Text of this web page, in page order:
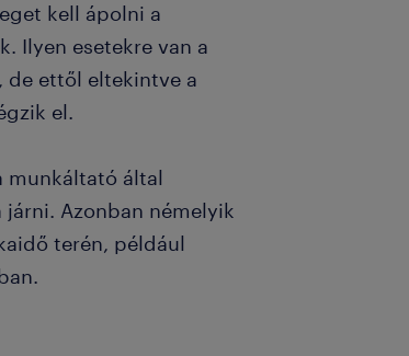
kell ápolni a
Ilyen esetekre van a
de ettől eltekintve a
el.
munkáltató által
Azonban némelyik
terén, például